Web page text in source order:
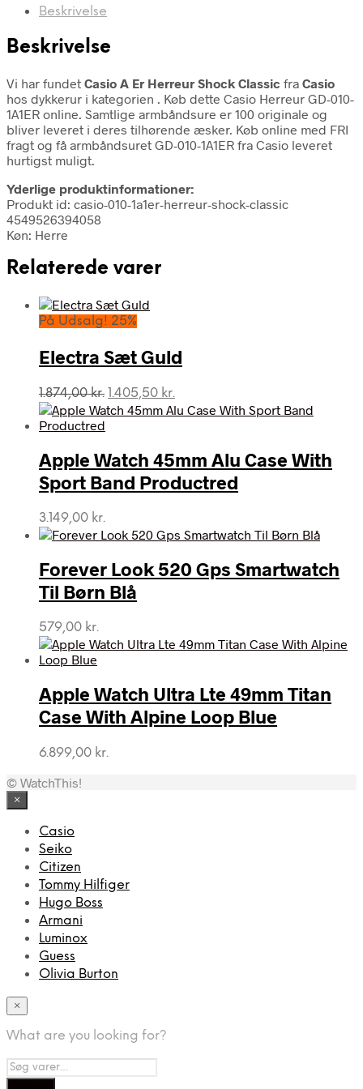
Beskrivelse
Beskrivelse
Vi har fundet Casio A Er Herreur Shock Classic fra Casio
hos dykkerur i kategorien . Køb dette Casio Herreur GD-010-
1A1ER online. Samtlige armbåndsure er 100 originale og
bliver leveret i deres tilhørende æsker. Køb online med FRI
fragt og få armbåndsuret GD-010-1A1ER fra Casio leveret
hurtigst muligt.
Yderlige produktinformationer:
Produkt id: casio-010-1a1er-herreur-shock-classic
4549526394058
Køn: Herre
Relaterede varer
På Udsalg! 25%
Electra Sæt Guld
1.874,00kr. Den
oprindelige
1.874,00 kr..
1.405,50 kr.
aktuelle
1.405,50 kr..
Apple Watch 45mm Alu Case With
Sport Band Productred
3.149,00 kr.
Forever Look 520 Gps Smartwatch
Til Børn Blå
579,00 kr.
Apple Watch Ultra Lte 49mm Titan
Case With Alpine Loop Blue
6.899,00 kr.
© WatchThis!
×
Casio
Seiko
Citizen
Tommy Hilfiger
Hugo Boss
Armani
Luminox
Guess
Olivia Burton
×
What are you looking for?